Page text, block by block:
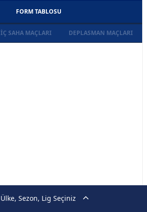
Ülke, Sezon, Lig Seçiniz
FORM TABLOSU
İÇ SAHA MAÇLARI DEPLASMAN MAÇLARI